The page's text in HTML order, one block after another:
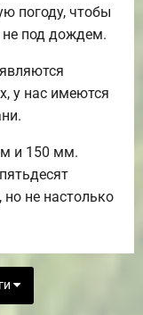
погоду, чтобы
не под дождем.
у нас имеются
и 150 мм.
не настолько